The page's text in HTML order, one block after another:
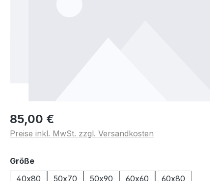
85,00 €
Preise inkl. MwSt. zzgl. Versandkosten
Größeauswählen
40x80
50x70 50x90 60x60
60x80